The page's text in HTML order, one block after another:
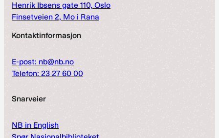
Henrik Ibsens gate 110, Oslo
Finsetveien 2, Mo i Rana
Kontaktinformasjon
E-post: nb@nb.no
Telefon: 23 27 60 00
Snarveier
NB in English